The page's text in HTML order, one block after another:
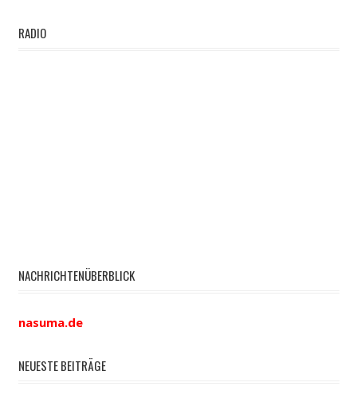
RADIO
NACHRICHTENÜBERBLICK
nasuma.de
NEUESTE BEITRÄGE